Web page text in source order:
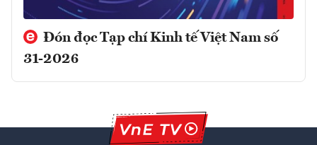
Đón đọc Tạp chí Kinh tế Việt Nam số
31-2026